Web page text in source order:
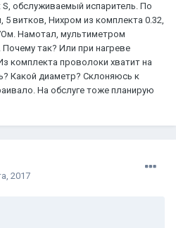
обслуживаемый испаритель. По
5 витков, Нихром из комплекта 0.32,
Намотал, мультиметром
так? Или при нагреве
комплекта проволоки хватит на
Какой диаметр? Склоняюсь к
На обслуге тоже планирую
2017